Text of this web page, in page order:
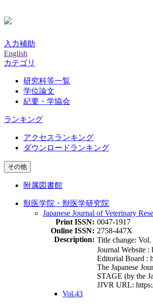
入力補助
English
カテゴリ
研究科等一覧
学位論文
紀要・学協会
ランキング
アクセスランキング
ダウンロードランキング
その他
附属図書館
獣医学院・獣医学研究院
Japanese Journal of Veterinary
Print ISSN: 0047-1917
Online ISSN: 2758-447X
Description: Title change:
Journal Website
Editorial Board :
The Japanese
STAGE (by the
JJVR URL:
Vol.43